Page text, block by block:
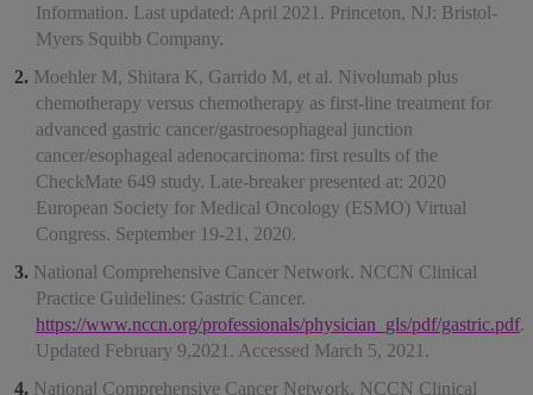
Information. Last updated: April 2021. Princeton, NJ: Bristol-
Myers Squibb Company.
Moehler M, Shitara K, Garrido M, et al. Nivolumab plus
chemotherapy versus chemotherapy as first-line treatment for
advanced gastric cancer/gastroesophageal junction
cancer/esophageal adenocarcinoma: first results of the
CheckMate 649 study. Late-breaker presented at: 2020
European Society for Medical Oncology (ESMO) Virtual
Congress. September 19-21, 2020.
National Comprehensive Cancer Network. NCCN Clinical
Practice Guidelines: Gastric Cancer.
https://www.nccn.org/professionals/physician_gls/pdf/gastric.pdf.
Updated February 9,2021. Accessed March 5, 2021.
National Comprehensive Cancer Network. NCCN Clinical